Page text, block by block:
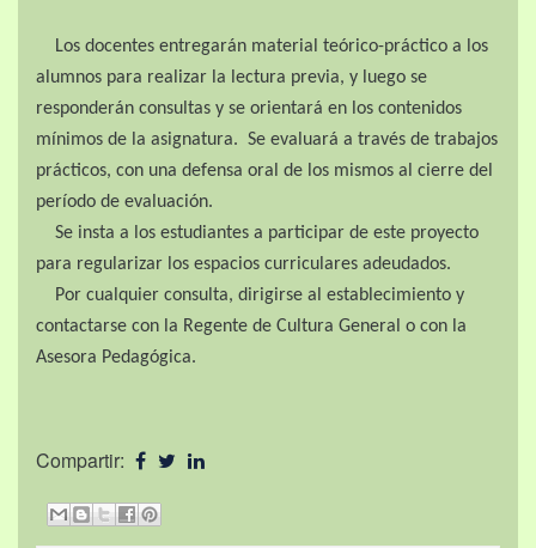
Los docentes entregarán material teórico-práctico a los
alumnos para realizar la lectura previa, y luego se
responderán consultas y se orientará en los contenidos
mínimos de la asignatura. Se evaluará a través de trabajos
prácticos, con una defensa oral de los mismos al cierre del
período de evaluación.
Se insta a los estudiantes a participar de este proyecto
para regularizar los espacios curriculares adeudados.
Por cualquier consulta, dirigirse al establecimiento y
contactarse con la Regente de Cultura General o con la
Asesora Pedagógica.
Compartir: